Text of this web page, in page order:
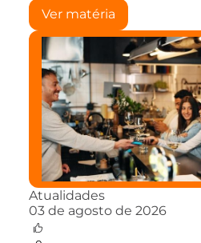
Ver matéria
Atualidades
03 de agosto de 2026